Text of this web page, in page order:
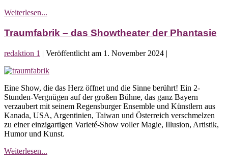
Weiterlesen...
Kaspar
Traumfabrik – das Showtheater der Phantasie
redaktion 1 | Veröffentlicht am 1. November 2024 |
Traumfabrik
das
Showtheater
der
Phantasie
Eine Show, die das Herz öffnet und die Sinne berührt! Ein 2-
Stunden-Vergnügen auf der großen Bühne, das ganz Bayern
verzaubert mit seinem Regensburger Ensemble und Künstlern aus
Kanada, USA, Argentinien, Taiwan und Österreich verschmelzen
zu einer einzigartigen Varieté-Show voller Magie, Illusion, Artistik,
Humor und Kunst.
Weiterlesen...